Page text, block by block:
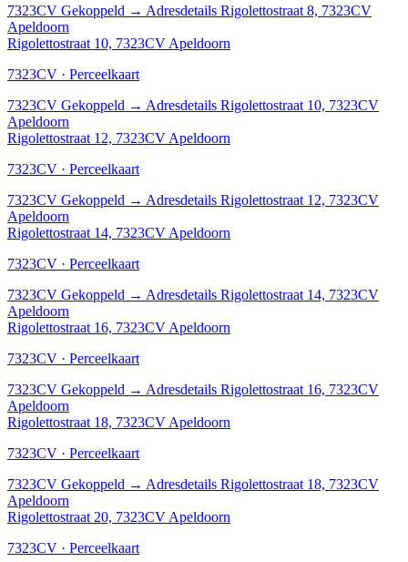
7323CV Gekoppeld → Adresdetails Rigolettostraat 8, 7323CV
Apeldoorn
Rigolettostraat 10, 7323CV Apeldoorn
7323CV · Perceelkaart
7323CV Gekoppeld → Adresdetails Rigolettostraat 10, 7323CV
Apeldoorn
Rigolettostraat 12, 7323CV Apeldoorn
7323CV · Perceelkaart
7323CV Gekoppeld → Adresdetails Rigolettostraat 12, 7323CV
Apeldoorn
Rigolettostraat 14, 7323CV Apeldoorn
7323CV · Perceelkaart
7323CV Gekoppeld → Adresdetails Rigolettostraat 14, 7323CV
Apeldoorn
Rigolettostraat 16, 7323CV Apeldoorn
7323CV · Perceelkaart
7323CV Gekoppeld → Adresdetails Rigolettostraat 16, 7323CV
Apeldoorn
Rigolettostraat 18, 7323CV Apeldoorn
7323CV · Perceelkaart
7323CV Gekoppeld → Adresdetails Rigolettostraat 18, 7323CV
Apeldoorn
Rigolettostraat 20, 7323CV Apeldoorn
7323CV · Perceelkaart